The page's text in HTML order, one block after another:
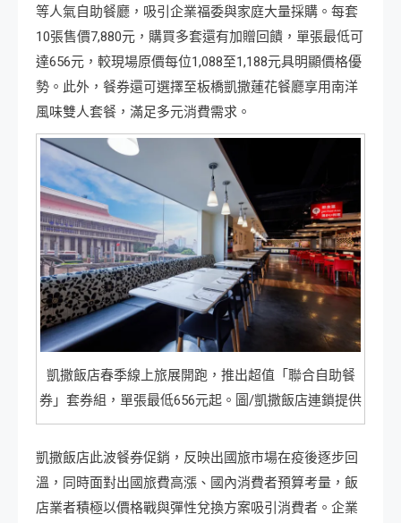
等人氣自助餐廳，吸引企業福委與家庭大量採購。每套
10張售價7,880元，購買多套還有加贈回饋，單張最低可
達656元，較現場原價每位1,088至1,188元具明顯價格優
勢。此外，餐券還可選擇至板橋凱撒蓮花餐廳享用南洋
風味雙人套餐，滿足多元消費需求。
凱撒飯店春季線上旅展開跑，推出超值「聯合自助餐
券」套券組，單張最低656元起。圖/凱撒飯店連鎖提供
凱撒飯店此波餐券促銷，反映出國旅市場在疫後逐步回
溫，同時面對出國旅費高漲、國內消費者預算考量，飯
店業者積極以價格戰與彈性兌換方案吸引消費者。企業